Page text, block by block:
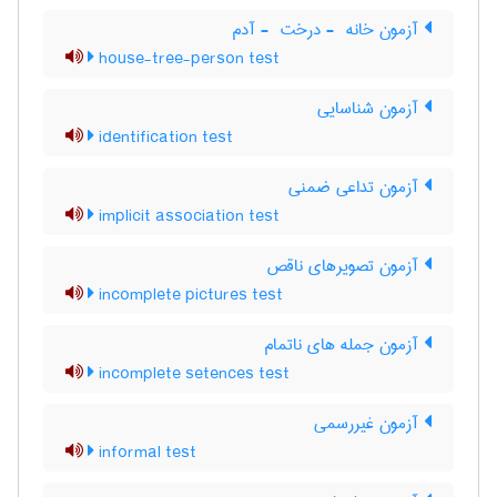
آزمون خانه ‎ - درخت ‎ - آدم
house-tree-person test
آزمون شناسایی
identification test
آزمون تداعی ضمنی
implicit association test
آزمون تصویرهای ناقص
incomplete pictures test
آزمون جمله های ناتمام
incomplete setences test
آزمون غیررسمی
informal test